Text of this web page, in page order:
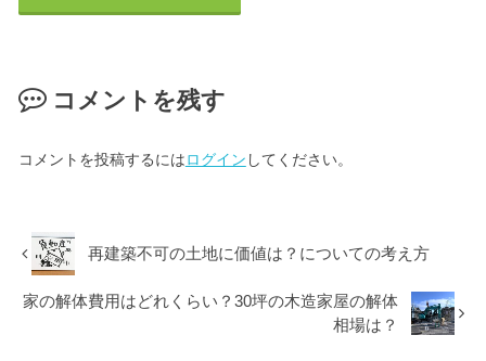
コメントを残す
コメントを投稿するにはログイン してください。
再建築不可の土地に価値は？についての考え方
家の解体費用はどれくらい？30坪の木造家屋の解体
相場は？